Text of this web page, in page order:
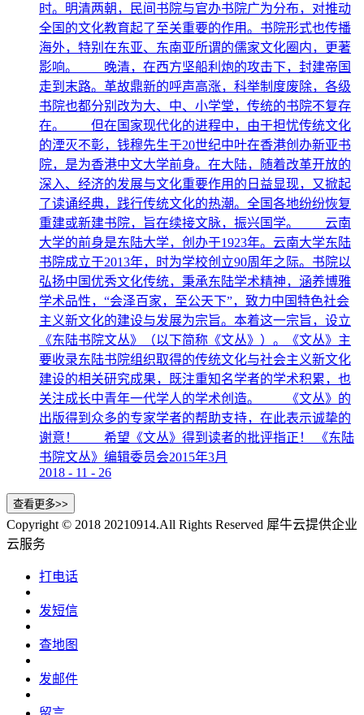
时。明清两朝，民间书院与官办书院广为分布，对推动
全国的文化教育起了至关重要的作用。书院形式也传播
海外，特别在东亚、东南亚所谓的儒家文化圈内，更著
影响。 晚清，在西方坚船利炮的攻击下，封建帝国
走到末路。革故鼎新的呼声高涨，科举制度废除，各级
书院也都分别改为大、中、小学堂，传统的书院不复存
在。 但在国家现代化的进程中，由于担忧传统文化
的湮灭不彰，钱穆先生于20世纪中叶在香港创办新亚书
院，是为香港中文大学前身。在大陆，随着改革开放的
深入、经济的发展与文化重要作用的日益显现，又掀起
了读诵经典，践行传统文化的热潮。全国各地纷纷恢复
重建或新建书院，旨在续接文脉，振兴国学。 云南
大学的前身是东陆大学，创办于1923年。云南大学东陆
书院成立于2013年，时为学校创立90周年之际。书院以
弘扬中国优秀文化传统，秉承东陆学术精神，涵养博雅
学术品性，“会泽百家，至公天下”，致力中国特色社会
主义新文化的建设与发展为宗旨。本着这一宗旨，设立
《东陆书院文丛》（以下简称《文丛》）。《文丛》主
要收录东陆书院组织取得的传统文化与社会主义新文化
建设的相关研究成果，既注重知名学者的学术积累，也
关注成长中青年一代学人的学术创造。 《文丛》的
出版得到众多的专家学者的帮助支持，在此表示诚挚的
谢意！ 希望《文丛》得到读者的批评指正！ 《东陆
书院文丛》编辑委员会2015年3月
2018 - 11 - 26
Copyright © 2018 20210914.All Rights Reserved 犀牛云提供企业
云服务
打电话
发短信
查地图
发邮件